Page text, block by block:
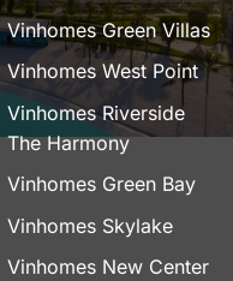
Vinhomes Green Villas
Vinhomes West Point
Vinhomes Riverside
The Harmony
Vinhomes Green Bay
Vinhomes Skylake
Vinhomes New Center